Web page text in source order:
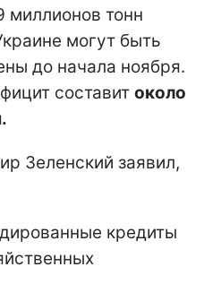
миллионов тонн
могут быть
до начала ноября.
составит около
Зеленский заявил,
кредиты